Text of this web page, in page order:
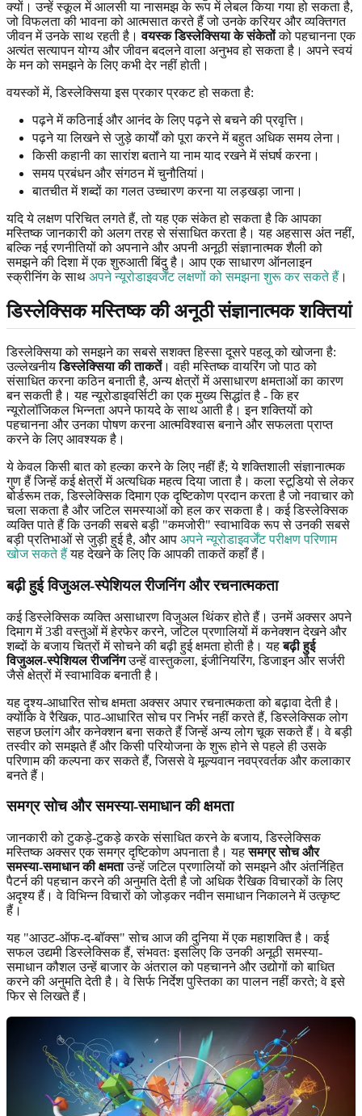
क्यों। उन्हें स्कूल में आलसी या नासमझ के रूप में लेबल किया गया हो सकता है,
जो विफलता की भावना को आत्मसात करते हैं जो उनके करियर और व्यक्तिगत
जीवन में उनके साथ रहती है।वयस्क डिस्लेक्सिया के संकेतोंको पहचानना एक
अत्यंत सत्यापन योग्य और जीवन बदलने वाला अनुभव हो सकता है। अपने स्वयं
के मन को समझने के लिए कभी देर नहीं होती।
वयस्कों में, डिस्लेक्सिया इस प्रकार प्रकट हो सकता है:
पढ़ने में कठिनाई और आनंद के लिए पढ़ने से बचने की प्रवृत्ति।
पढ़ने या लिखने से जुड़े कार्यों को पूरा करने में बहुत अधिक समय लेना।
किसी कहानी का सारांश बताने या नाम याद रखने में संघर्ष करना।
समय प्रबंधन और संगठन में चुनौतियां।
बातचीत में शब्दों का गलत उच्चारण करना या लड़खड़ा जाना।
यदि ये लक्षण परिचित लगते हैं, तो यह एक संकेत हो सकता है कि आपका
मस्तिष्क जानकारी को अलग तरह से संसाधित करता है। यह अहसास अंत नहीं,
बल्कि नई रणनीतियों को अपनाने और अपनी अनूठी संज्ञानात्मक शैली को
समझने की दिशा में एक शुरुआती बिंदु है। आप एक साधारण ऑनलाइन
स्क्रीनिंग के साथ अपने न्यूरोडाइवर्जेंट लक्षणों को समझना शुरू कर सकते हैं ।
डिस्लेक्सिक मस्तिष्क की अनूठी संज्ञानात्मक शक्तियां
डिस्लेक्सिया को समझने का सबसे सशक्त हिस्सा दूसरे पहलू को खोजना है:
उल्लेखनीयडिस्लेक्सिया की ताकतें। वही मस्तिष्क वायरिंग जो पाठ को
संसाधित करना कठिन बनाती है, अन्य क्षेत्रों में असाधारण क्षमताओं का कारण
बन सकती है। यह न्यूरोडाइवर्सिटी का एक मुख्य सिद्धांत है - कि हर
न्यूरोलॉजिकल भिन्नता अपने फायदे के साथ आती है। इन शक्तियों को
पहचानना और उनका पोषण करना आत्मविश्वास बनाने और सफलता प्राप्त
करने के लिए आवश्यक है।
ये केवल किसी बात को हल्का करने के लिए नहीं हैं; ये शक्तिशाली संज्ञानात्मक
गुण हैं जिन्हें कई क्षेत्रों में अत्यधिक महत्व दिया जाता है। कला स्टूडियो से लेकर
बोर्डरूम तक, डिस्लेक्सिक दिमाग एक दृष्टिकोण प्रदान करता है जो नवाचार को
चला सकता है और जटिल समस्याओं को हल कर सकता है। कई डिस्लेक्सिक
व्यक्ति पाते हैं कि उनकी सबसे बड़ी "कमजोरी" स्वाभाविक रूप से उनकी सबसे
बड़ी प्रतिभाओं से जुड़ी हुई है, और आप अपने न्यूरोडाइवर्जेंट परीक्षण परिणाम
खोज सकते हैंयह देखने के लिए कि आपकी ताकतें कहाँ हैं।
बढ़ी हुई विजुअल-स्पेशियल रीजनिंग और रचनात्मकता
कई डिस्लेक्सिक व्यक्ति असाधारण विजुअल थिंकर होते हैं। उनमें अक्सर अपने
दिमाग में 3डी वस्तुओं में हेरफेर करने, जटिल प्रणालियों में कनेक्शन देखने और
शब्दों के बजाय चित्रों में सोचने की बढ़ी हुई क्षमता होती है। यहबढ़ी हुई
विजुअल-स्पेशियल रीजनिंगउन्हें वास्तुकला, इंजीनियरिंग, डिजाइन और सर्जरी
जैसे क्षेत्रों में स्वाभाविक बनाती है।
यह दृश्य-आधारित सोच क्षमता अक्सर अपार रचनात्मकता को बढ़ावा देती है।
क्योंकि वे रैखिक, पाठ-आधारित सोच पर निर्भर नहीं करते हैं, डिस्लेक्सिक लोग
सहज छलांग और कनेक्शन बना सकते हैं जिन्हें अन्य लोग चूक सकते हैं। वे बड़ी
तस्वीर को समझते हैं और किसी परियोजना के शुरू होने से पहले ही उसके
परिणाम की कल्पना कर सकते हैं, जिससे वे मूल्यवान नवप्रवर्तक और कलाकार
बनते हैं।
समग्र सोच और समस्या-समाधान की क्षमता
जानकारी को टुकड़े-टुकड़े करके संसाधित करने के बजाय, डिस्लेक्सिक
मस्तिष्क अक्सर एक समग्र दृष्टिकोण अपनाता है। यहसमग्र सोच और
समस्या-समाधान की क्षमताउन्हें जटिल प्रणालियों को समझने और अंतर्निहित
पैटर्न की पहचान करने की अनुमति देती है जो अधिक रैखिक विचारकों के लिए
अदृश्य हैं। वे विभिन्न विचारों को जोड़कर नवीन समाधान निकालने में उत्कृष्ट
हैं।
यह "आउट-ऑफ-द-बॉक्स" सोच आज की दुनिया में एक महाशक्ति है। कई
सफल उद्यमी डिस्लेक्सिक हैं, संभवतः इसलिए कि उनकी अनूठी समस्या-
समाधान कौशल उन्हें बाजार के अंतराल को पहचानने और उद्योगों को बाधित
करने की अनुमति देती है। वे सिर्फ निर्देश पुस्तिका का पालन नहीं करते; वे इसे
फिर से लिखते हैं।